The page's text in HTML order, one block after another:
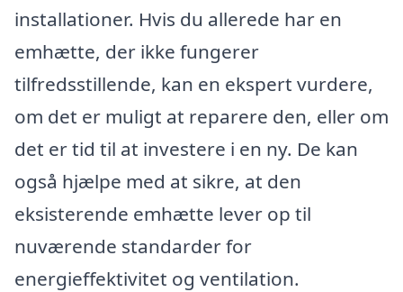
installationer. Hvis du allerede har en
emhætte, der ikke fungerer
tilfredsstillende, kan en ekspert vurdere,
om det er muligt at reparere den, eller om
det er tid til at investere i en ny. De kan
også hjælpe med at sikre, at den
eksisterende emhætte lever op til
nuværende standarder for
energieffektivitet og ventilation.